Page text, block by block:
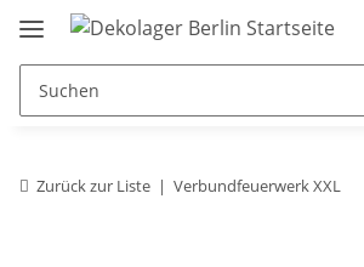
Zurück zur Liste Verbundfeuerwerk XXL